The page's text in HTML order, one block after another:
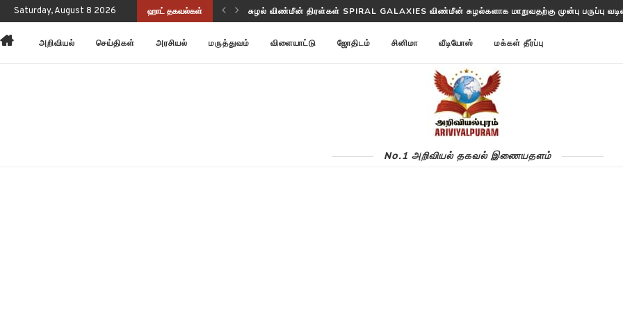
Saturday, August 8 2026 ஹாட் தகவல்கள் சுழல் விண்மீன் திரள்கள் SPIRAL GALAXIES விண்மீன் சுழல்களாக மாறுவதற்கு முன்பு பருப்பு
அறிவியல் செய்திகள் அரசியல் மருத்துவம் விளையாட்டு ஜோதிடம் சினிமா வீடியோஸ் மக்கள் தீர்ப்பு
No.1 அறிவியல் தகவல் இணையதளம்